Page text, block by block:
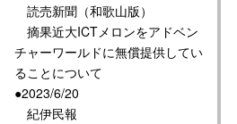
読売新聞（和歌山版）
摘果近大ICTメロンをアドベン
チャーワールドに無償提供してい
ることについて
●2023/6/20
紀伊民報